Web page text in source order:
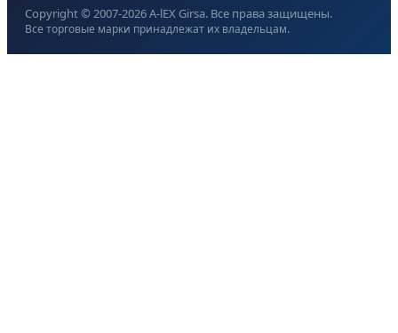
Copyright © 2007-2026A-lEX Girsa. Все права защищены.
Все торговые марки принадлежат их владельцам.